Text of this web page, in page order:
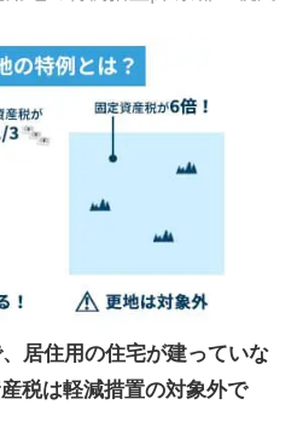
居住用の住宅が建っていな
税は軽減措置の対象外で